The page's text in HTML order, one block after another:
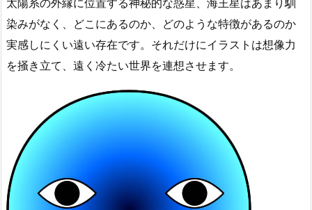
染みがなく、どこにあるのか、どのような特徴があるのか
実感しにくい遠い存在です。それだけにイラストは想像力
を掻き立て、遠く冷たい世界を連想させます。